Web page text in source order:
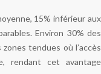
15% inférieur aux
Environ 30% des
tendues où l’accès
rendant cet avantage